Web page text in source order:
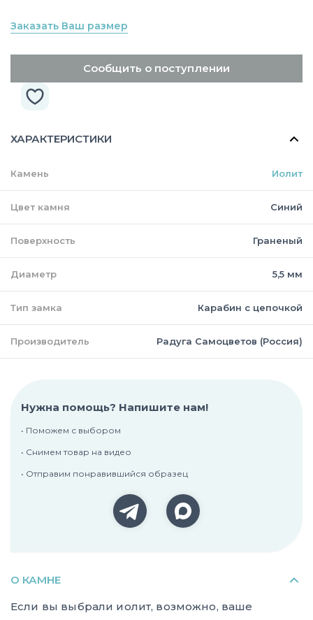
Заказать Ваш размер
Сообщить о поступлении
ХАРАКТЕРИСТИКИ
Камень Иолит
Цвет камня Синий
Поверхность Граненый
Диаметр 5,5 мм
Тип замка Карабин с цепочкой
Производитель Радуга Самоцветов (Россия)
Нужна помощь? Напишите нам!
• Поможем с выбором
• Снимем товар на видео
• Отправим понравившийся образец
О КАМНЕ
Если вы выбрали иолит, возможно, ваше